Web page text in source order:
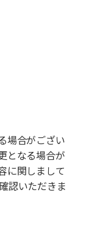
場合がござい
となる場合が
に関しまして
認いただきま